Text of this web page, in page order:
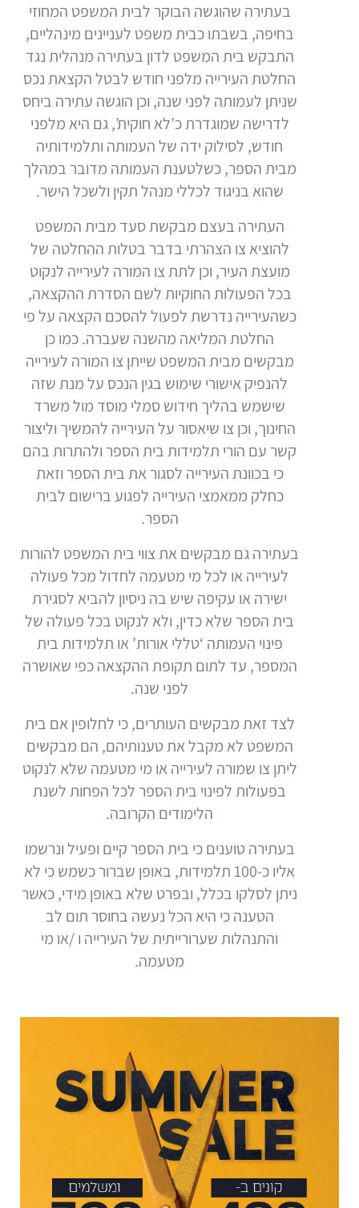
בעתירה שהוגשה הבוקר לבית המשפט המחוזי
בחיפה, בשבתו כבית משפט לעניינים מינהליים,
התבקש בית המשפט לדון בעתירה מנהלית נגד
החלטת העירייה מלפני חודש לבטל הקצאת נכס
שניתן לעמותה לפני שנה, וכן הוגשה עתירה ביחס
לדרישה שמוגדרת כ’לא חוקית’, גם היא מלפני
חודש, לסילוק ידה של העמותה ותלמידותיה
מבית הספר, כשלטענת העמותה מדובר במהלך
שהוא בניגוד לכללי מנהל תקין ולשכל הישר.
העתירה בעצם מבקשת סעד מבית המשפט
להוציא צו הצהרתי בדבר בטלות ההחלטה של
מועצת העיר, וכן לתת צו המורה לעירייה לנקוט
בכל הפעולות החוקיות לשם הסדרת ההקצאה,
כשהעירייה נדרשת לפעול להסכם הקצאה על פי
החלטת המליאה מהשנה שעברה. כמו כן
מבקשים מבית המשפט שייתן צו המורה לעירייה
להנפיק אישורי שימוש בגין הנכס על מנת שזה
שישמש בהליך חידוש סמלי מוסד מול משרד
החינוך, וכן צו שיאסור על העירייה להמשיך וליצור
קשר עם הורי תלמידות בית הספר ולהתרות בהם
כי בכוונת העירייה לסגור את בית הספר וזאת
כחלק ממאמצי העירייה לפגוע ברישום לבית
הספר.
בעתירה גם מבקשים את צווי בית המשפט להורות
לעירייה או לכל מי מטעמה לחדול מכל פעולה
ישירה או עקיפה שיש בה ניסיון להביא לסגירת
בית הספר שלא כדין, ולא לנקוט בכל פעולה של
פינוי העמותה ‘טללי אורות’ או תלמידות בית
המספר, עד לתום תקופת ההקצאה כפי שאושרה
לפני שנה.
לצד זאת מבקשים העותרים, כי לחלופין אם בית
המשפט לא מקבל את טענותיהם, הם מבקשים
ליתן צו שמורה לעירייה או מי מטעמה שלא לנקוט
בפעולות לפינוי בית הספר לכל הפחות לשנת
הלימודים הקרובה.
בעתירה טוענים כי בית הספר קיים ופעיל ונרשמו
אליו כ-100 תלמידות, באופן שברור כשמש כי לא
ניתן לסלקו בכלל, ובפרט שלא באופן מידי, כאשר
הטענה כי היא הכל נעשה בחוסר תום לב
והתנהלות שערורייתית של העירייה ו /או מי
מטעמה.